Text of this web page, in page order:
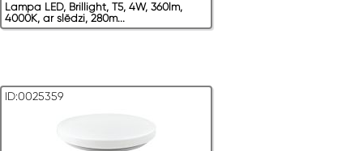
Lampa LED, Brillight, T5, 4W, 360lm,
4000K, ar slēdzi, 280m...
ID:0025359